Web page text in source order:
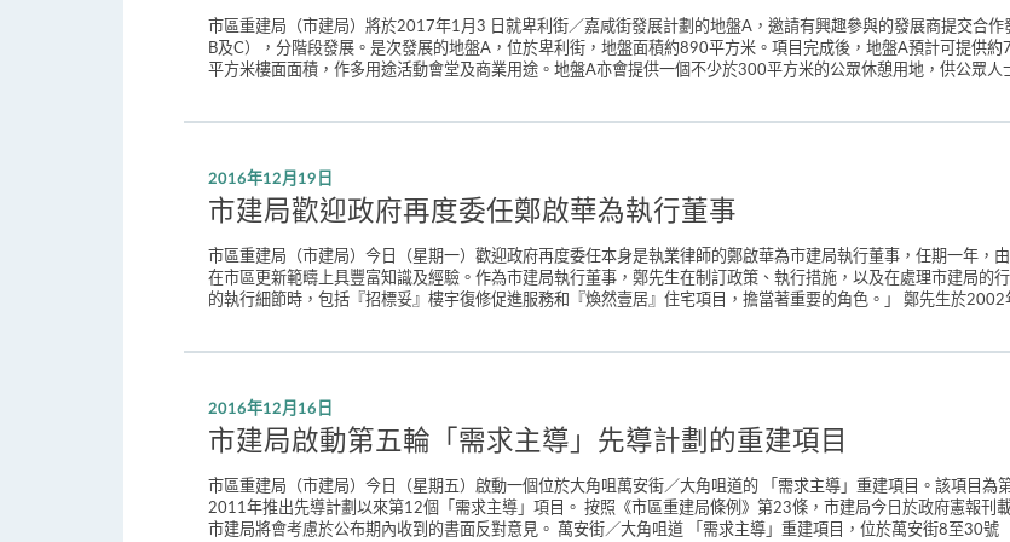
市區重建局（市建局）將於2017年1月3 日就卑利街／嘉咸街發展計劃的地盤A，邀請有興趣參與的發展商提交合
B及C），分階段發展。是次發展的地盤A，位於卑利街，地盤面積約890平方米。項目完成後，地盤A預計可提供
平方米樓面面積，作多用途活動會堂及商業用途。地盤A亦會提供一個不少於300平方米的公眾休憩用地，供公眾
2016年12月19日
市建局歡迎政府再度委任鄭啟華為執行董事
市區重建局（市建局）今日（星期一）歡迎政府再度委任本身是執業律師的鄭啟華為市建局執行董事，任期一年
在市區更新範疇上具豐富知識及經驗。作為市建局執行董事，鄭先生在制訂政策、執行措施，以及在處理市建局的
的執行細節時，包括『招標妥』樓宇復修促進服務和『煥然壹居』住宅項目，擔當著重要的角色。」 鄭先生於
2016年12月16日
市建局啟動第五輪「需求主導」先導計劃的重建項目
市區重建局（市建局）今日（星期五）啟動一個位於大角咀萬安街／大角咀道的 「需求主導」重建項目。該項目
2011年推出先導計劃以來第12個「需求主導」項目。 按照《市區重建局條例》第23條，市建局今日於政府憲報刊
市建局將會考慮於公布期內收到的書面反對意見。 萬安街／大角咀道 「需求主導」重建項目，位於萬安街8至30